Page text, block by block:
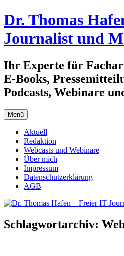
Zum
Inhalt
springen
Dr. Thomas
Journalist und
Ihr Experte für
E-Books,
Podcasts, Webinare
Menü
Aktuell
Redaktion
Webcasts und Webinare
Über mich
Impressum
Datenschutzerklärung
AGB
Schlagwortarchiv: